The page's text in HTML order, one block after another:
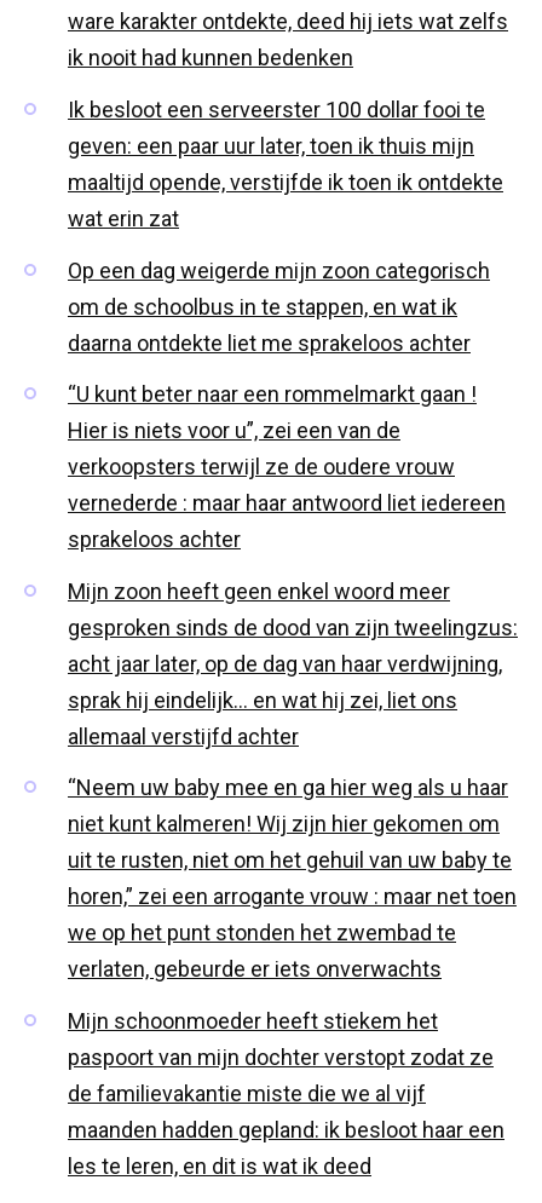
ware karakter ontdekte, deed hij iets wat zelfs
ik nooit had kunnen bedenken
Ik besloot een serveerster 100 dollar fooi te
geven: een paar uur later, toen ik thuis mijn
maaltijd opende, verstijfde ik toen ik ontdekte
wat erin zat
Op een dag weigerde mijn zoon categorisch
om de schoolbus in te stappen, en wat ik
daarna ontdekte liet me sprakeloos achter
“U kunt beter naar een rommelmarkt gaan !
Hier is niets voor u”, zei een van de
verkoopsters terwijl ze de oudere vrouw
vernederde : maar haar antwoord liet iedereen
sprakeloos achter
Mijn zoon heeft geen enkel woord meer
gesproken sinds de dood van zijn tweelingzus:
acht jaar later, op de dag van haar verdwijning,
sprak hij eindelijk… en wat hij zei, liet ons
allemaal verstijfd achter
“Neem uw baby mee en ga hier weg als u haar
niet kunt kalmeren! Wij zijn hier gekomen om
uit te rusten, niet om het gehuil van uw baby te
horen,” zei een arrogante vrouw : maar net toen
we op het punt stonden het zwembad te
verlaten, gebeurde er iets onverwachts
Mijn schoonmoeder heeft stiekem het
paspoort van mijn dochter verstopt zodat ze
de familievakantie miste die we al vijf
maanden hadden gepland: ik besloot haar een
les te leren, en dit is wat ik deed